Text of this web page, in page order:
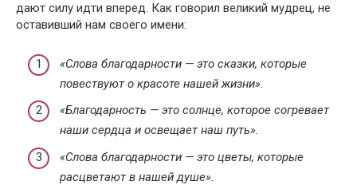
дают силу идти вперед. Как говорил великий мудрец, не
оставивший нам своего имени:
«Слова благодарности — это сказки, которые
повествуют о красоте нашей жизни».
«Благодарность — это солнце, которое согревает
наши сердца и освещает наш путь».
«Слова благодарности — это цветы, которые
расцветают в нашей душе».